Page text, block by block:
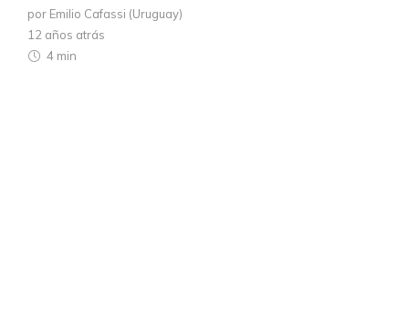
por Emilio Cafassi (Uruguay)
12 años atrás
4 min